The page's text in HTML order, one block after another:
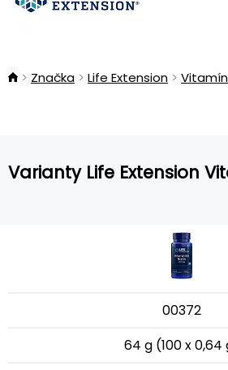
Značka Life Extension
Varianty Life Extension
00372
64 g (100 x 0,64